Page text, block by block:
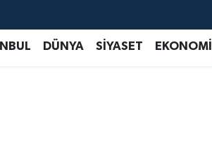
DÜNYA SİYASET EKONOMİ